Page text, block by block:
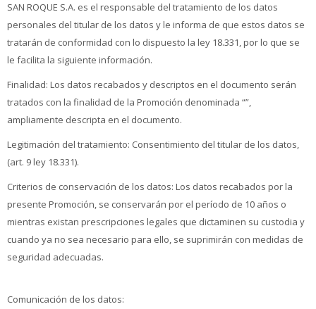
SAN ROQUE S.A. es el responsable del tratamiento de los datos
personales del titular de los datos y le informa de que estos datos se
tratarán de conformidad con lo dispuesto la ley 18.331, por lo que se
le facilita la siguiente información.
Finalidad: Los datos recabados y descriptos en el documento serán
tratados con la finalidad de la Promoción denominada “”,
ampliamente descripta en el documento.
Legitimación del tratamiento: Consentimiento del titular de los datos,
(art. 9 ley 18.331).
Criterios de conservación de los datos: Los datos recabados por la
presente Promoción, se conservarán por el período de 10 años o
mientras existan prescripciones legales que dictaminen su custodia y
cuando ya no sea necesario para ello, se suprimirán con medidas de
seguridad adecuadas.
Comunicación de los datos: